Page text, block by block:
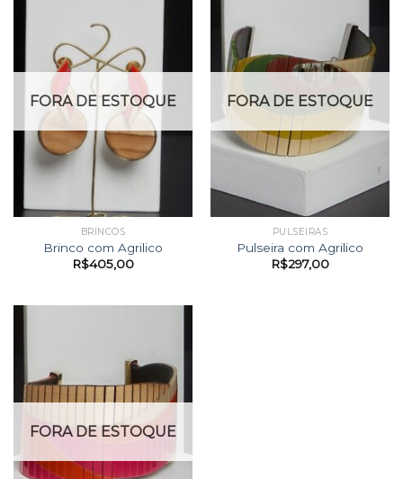
FORA DE ESTOQUE
BRINCOS
Brinco com Agrilico
R$405,00
FORA DE ESTOQUE
PULSEIRAS
Pulseira com Agrilico
R$297,00
FORA DE ESTOQUE